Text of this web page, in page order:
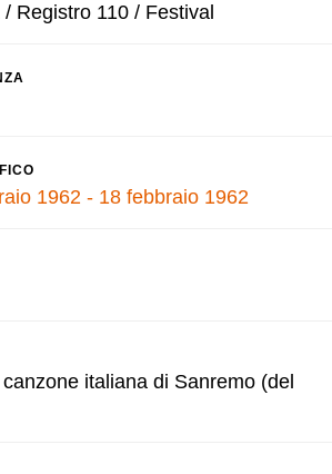
Registro 110 / Festival
1962 - 18 febbraio 1962
italiana di Sanremo (del